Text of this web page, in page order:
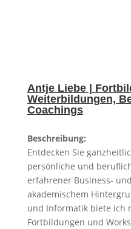
Antje Liebe |
Weiterbildungen,
Coachings
Beschreibung:
Entdecken Sie
persönliche und
erfahrener Business-
akademischem
und Informatik biete ich
Fortbildungen und